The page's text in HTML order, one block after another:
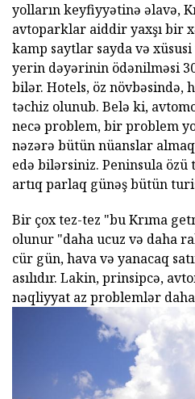
yolların keyfiyyətinə əlavə,
avtoparklar aiddir yaxşı bir
kamp saytlar sayda və
yerin dəyərinin ödənilməsi
bilər. Hotels, öz növbəsində,
təchiz olunub. Belə ki,
necə problem, bir problem
nəzərə bütün nüanslar
edə bilərsiniz. Peninsula
artıq parlaq günəş bütün
Bir çox tez-tez "bu Krıma
olunur "daha ucuz və daha
cür gün, hava və yanacaq
asılıdır. Lakin, prinsipcə,
nəqliyyat az problemlər